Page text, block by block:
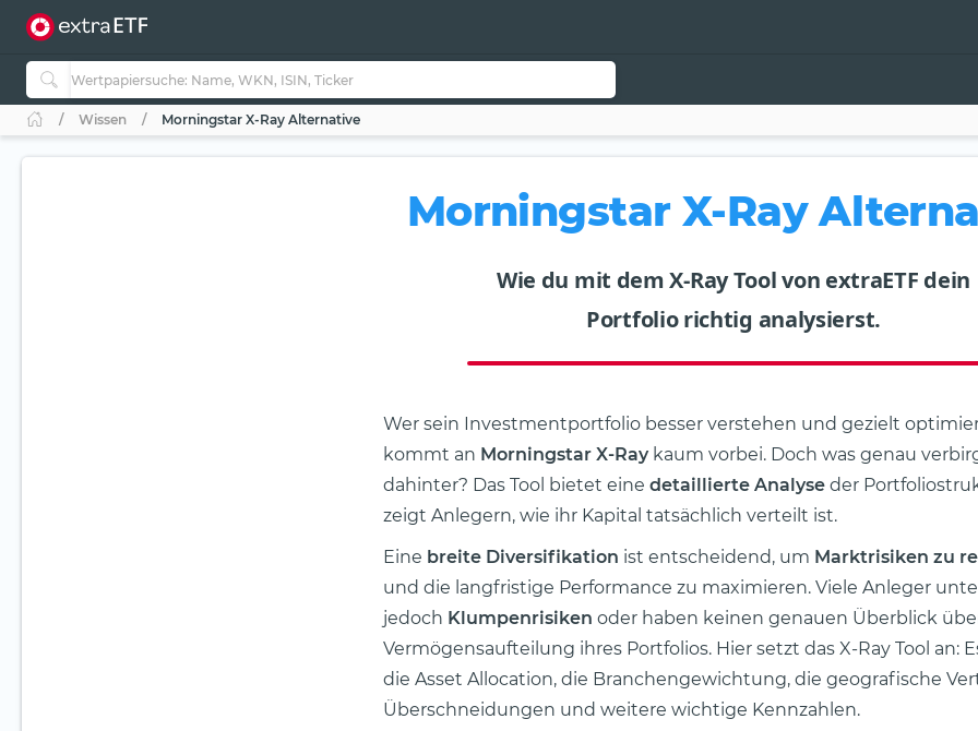
Wissen Morningstar X-Ray Alternative
Morningstar X-Ray
Wie du mit dem X-Ray Tool von extraETF dein
Portfolio richtig analysierst.
Wer sein Investmentportfolio besser verstehen und gezielt
kommt an Morningstar X-Ray kaum vorbei. Doch was genau
dahinter? Das Tool bietet eine detaillierte Analyse der
zeigt Anlegern, wie ihr Kapital tatsächlich verteilt ist.
Eine breite Diversifikation ist entscheidend, um Marktrisiken zu
und die langfristige Performance zu maximieren. Viele Anleger
jedoch Klumpenrisiken oder haben keinen genauen Überblick
Vermögensaufteilung ihres Portfolios. Hier setzt das X-Ray Tool an:
die Asset Allocation, die Branchengewichtung, die geografische
Überschneidungen und weitere wichtige Kennzahlen.